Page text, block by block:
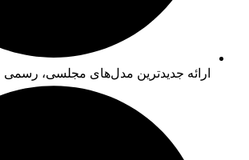
ارائه جدیدترین مدل‌های مجلسی،